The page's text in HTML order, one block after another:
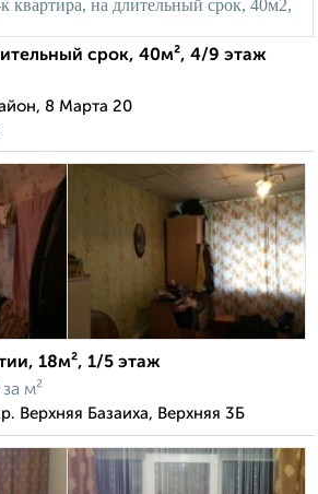
срок, 40м², 4/9 этаж
8 Марта 20
18м², 1/5 этаж
за м²
Верхняя Базаиха, Верхняя 3Б